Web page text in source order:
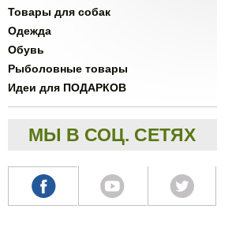
Товары для собак
Одежда
Обувь
Рыболовные товары
Идеи для ПОДАРКОВ
МЫ В СОЦ. СЕТЯХ